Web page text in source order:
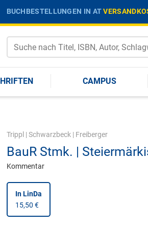
BUCHBESTELLUNGEN IN AT
CAMPUS
Trippl | Schwarzbeck| Freiberger
BauR Stmk. |
Kommentar
In LinDa
15,50 €